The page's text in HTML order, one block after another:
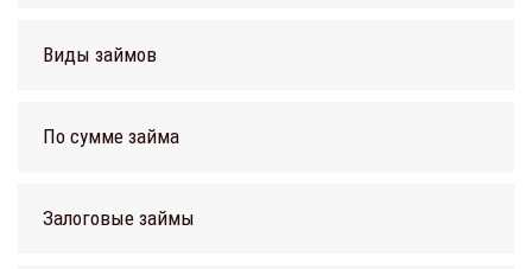
Виды займов
По сумме займа
Залоговые займы